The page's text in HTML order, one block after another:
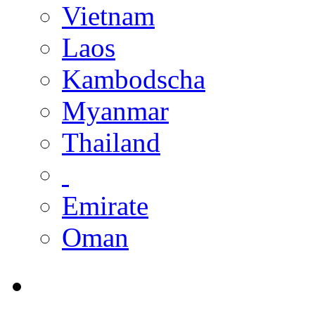
Vietnam
Laos
Kambodscha
Myanmar
Thailand
Emirate
Oman